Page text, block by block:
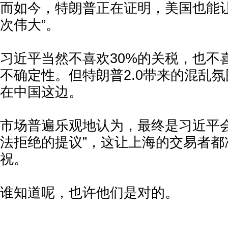
而如今，特朗普正在证明，美国也能
次伟大”。
习近平当然不喜欢30%的关税，也不
不确定性。但特朗普2.0带来的混乱
在中国这边。
市场普遍乐观地认为，最终是习近平
法拒绝的提议”，这让上海的交易者
祝。
谁知道呢，也许他们是对的。